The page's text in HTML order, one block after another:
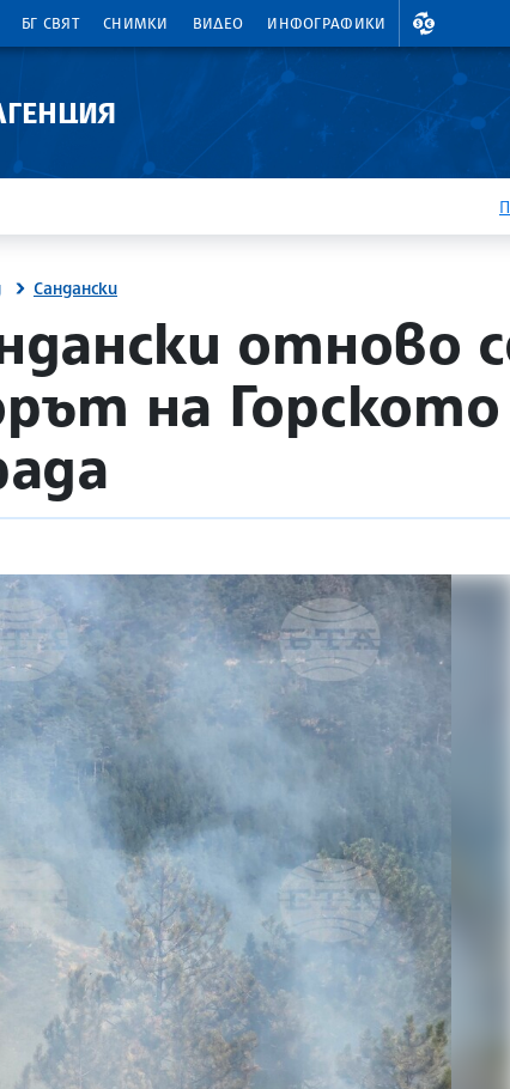
БГ СВЯТ СНИМКИ ВИДЕО ИНФОГРАФИКИ
ВАЛУТНИ
Сандански
отново
на Горското